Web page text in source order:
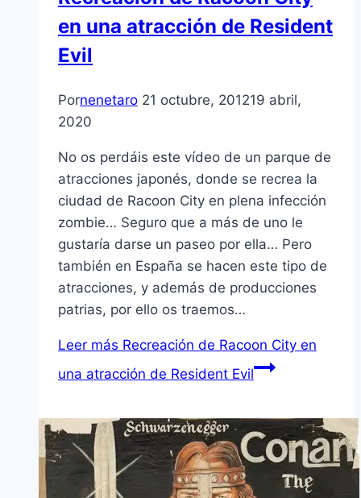
en una atracción de Resident
Evil
Pornenetaro 21 octubre, 201219 abril,
2020
No os perdáis este ví­deo de un parque de
atracciones japonés, donde se recrea la
ciudad de Racoon City en plena infección
zombie… Seguro que a más de uno le
gustarí­a darse un paseo por ella… Pero
también en España se hacen este tipo de
atracciones, y además de producciones
patrias, por ello os traemos…
Leer más Recreación de Racoon City en
una atracción de Resident Evil